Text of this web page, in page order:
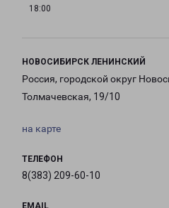
18:00
НОВОСИБИРСК ЛЕНИНСКИЙ
Россия, городской округ
Толмачевская, 19/10
на карте
ТЕЛЕФОН
8(383) 209-60-10